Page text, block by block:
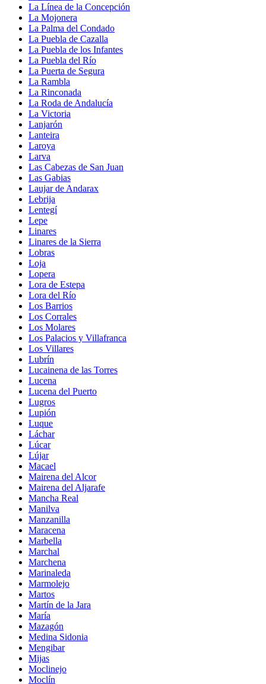
La Línea de la Concepción
La Mojonera
La Palma del Condado
La Puebla de Cazalla
La Puebla de los Infantes
La Puebla del Río
La Puerta de Segura
La Rambla
La Rinconada
La Roda de Andalucía
La Victoria
Lanjarón
Lanteira
Laroya
Larva
Las Cabezas de San Juan
Las Gabias
Laujar de Andarax
Lebrija
Lentegí
Lepe
Linares
Linares de la Sierra
Lobras
Loja
Lopera
Lora de Estepa
Lora del Río
Los Barrios
Los Corrales
Los Molares
Los Palacios y Villafranca
Los Villares
Lubrín
Lucainena de las Torres
Lucena
Lucena del Puerto
Lugros
Lupión
Luque
Láchar
Lúcar
Lújar
Macael
Mairena del Alcor
Mairena del Aljarafe
Mancha Real
Manilva
Manzanilla
Maracena
Marbella
Marchal
Marchena
Marinaleda
Marmolejo
Martos
Martín de la Jara
María
Mazagón
Medina Sidonia
Mengibar
Mijas
Moclinejo
Moclín